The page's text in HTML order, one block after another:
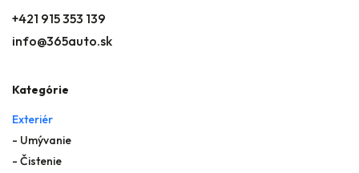
+421 915 353 139
info@365auto.sk
Kategórie
Exteriér
- Umývanie
- Čistenie